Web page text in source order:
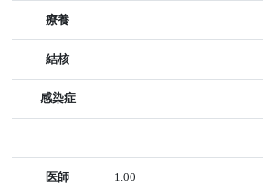
療養
結核
感染症
医師 1.00